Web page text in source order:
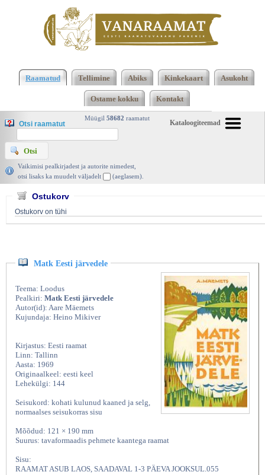
järvedele, Aare Mäemets, Eesti raamat 1969 |
vanaraamat. ee
Raamatud Tellimine Abiks Kinkekaart Asukoht
Ostame kokku Kontakt
Kataloogiteemad
Müügil 58682 raamatut
Otsi raamatut
Vaikimisi pealkirjadest ja autorite nimedest,
otsi lisaks ka muudelt väljadelt
(aeglasem).
Ostukorv
Ostukorv on tühi
Matk Eesti järvedele
Teema: Loodus
Pealkiri: Matk Eesti järvedele
Autor(id): Aare Mäemets
Kujundaja: Heino Mikiver
Kirjastus: Eesti raamat
Linn: Tallinn
Aasta: 1969
Originaalkeel: eesti keel
Lehekülgi: 144
Seisukord: kohati kulunud kaaned ja selg,
normaalses seisukorras sisu
Mõõdud: 121 × 190 mm
Suurus: tavaformaadis pehmete kaantega raamat
Sisu:
RAAMAT ASUB LAOS, SAADAVAL 1-3 PÄEVA JOOKSUL.055